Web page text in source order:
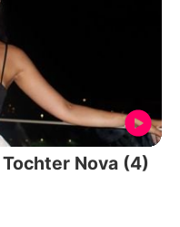
Nova (4)